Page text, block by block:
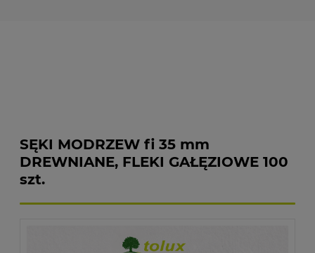
SĘKI MODRZEW fi 35 mm
DREWNIANE, FLEKI GAŁĘZIOWE 100
szt.